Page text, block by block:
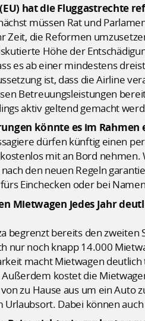
hat die Fluggastrechte
müssen Rat und
Zeit, die Reformen
Höhe der
es ab einer mindestens
ist, dass die Airline
Betreuungsleistungen
aktiv geltend gemacht
könnte es im Rahmen
dürfen künftig einen
mit an Bord
den neuen Regeln
Einchecken oder bei
Mietwagen jedes Jahr
begrenzt bereits den zweiten
nur noch knapp 14.000
macht Mietwagen
kostet die
zu Hause aus um ein Auto
Urlaubsort. Dabei können